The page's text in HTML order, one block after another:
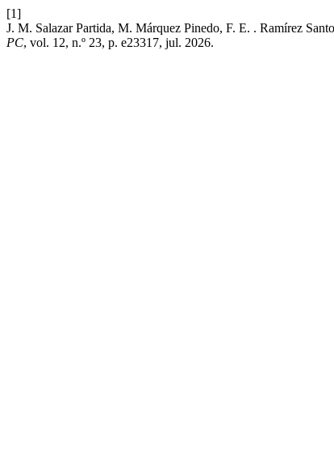
[1]
J. M. Salazar Partida, M. Márquez Pinedo, F. E. . Ramírez
PC, vol. 12, n.º 23, p. e23317, jul. 2026.